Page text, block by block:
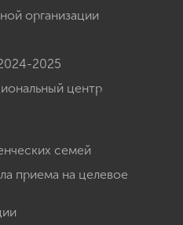
организации
2025
центр
семей
приема на целевое